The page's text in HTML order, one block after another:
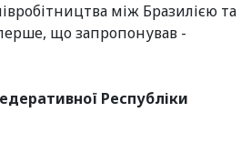
між Бразилією та
що запропонував -
Республіки